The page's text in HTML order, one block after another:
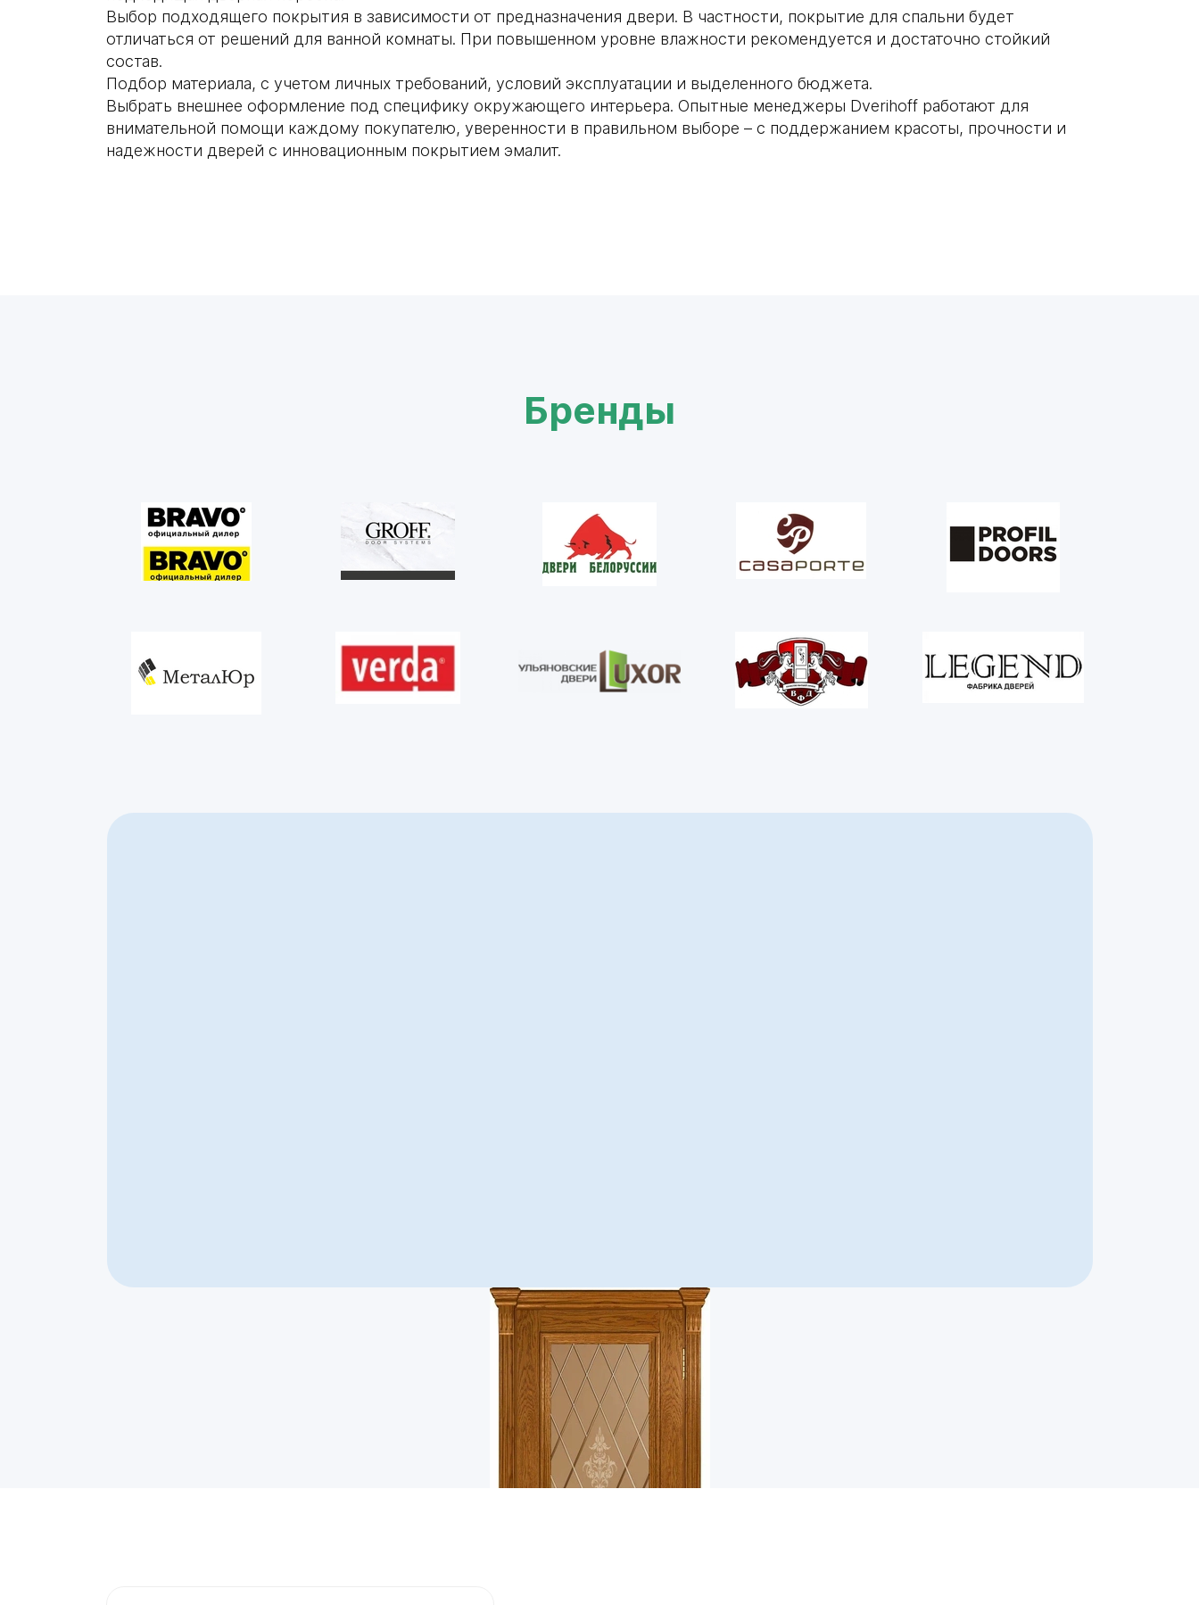
Выбор подходящего покрытия в зависимости от предназначения двери. В частности, покрытие для спальни будет
отличаться от решений для ванной комнаты. При повышенном уровне влажности рекомендуется и достаточно стойкий
состав.
Подбор материала, с учетом личных требований, условий эксплуатации и выделенного бюджета.
Выбрать внешнее оформление под специфику окружающего интерьера. Опытные менеджеры Dverihoff работают для
внимательной помощи каждому покупателю, уверенности в правильном выборе – с поддержанием красоты, прочности и
надежности дверей с инновационным покрытием эмалит.
Бренды